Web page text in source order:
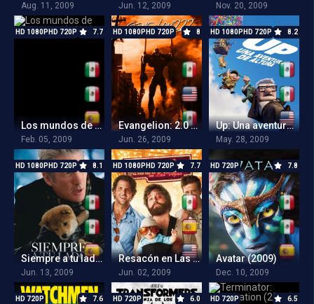
Aug. 11, 2009 Jun. 12, 2009 Nov. 20, 2009
7.7
HD 1080PHD 720P
Los mundos de Coraline (2009)
Feb. 05, 2009
8
HD 1080PHD 720P
Evangelion: 2.0 You Can (Not) Advance (2009)
Jun. 26, 2009
8.2
HD 1080PHD 720P
Up: Una aventura de altura (2009)
May. 28, 2009
8.1
HD 1080PHD 720P
Siempre a tu lado (Hachiko) (2009)
Jun. 13, 2009
7.7
HD 1080PHD 720P
Resacón en Las Vegas (Qué pasó ayer?) (2009)
Jun. 02, 2009
7.8
HD 720P
Avatar (2009)
Dec. 10, 2009
7.6
HD 720P 6.0
HD 720P 6.5
HD 720P